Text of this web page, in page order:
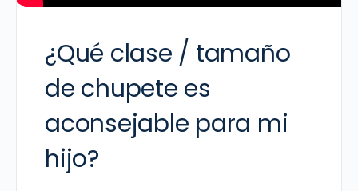
¿Qué clase / tamaño
de chupete es
aconsejable para mi
hijo?